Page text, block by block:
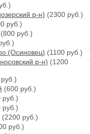
р-н) (2300 руб.)
руб.)
(800 руб.)
(Осиновец) (1100 руб.)
р-н) (1200
(600 руб.)
руб.)
руб.)
(2200 руб.)
руб.)